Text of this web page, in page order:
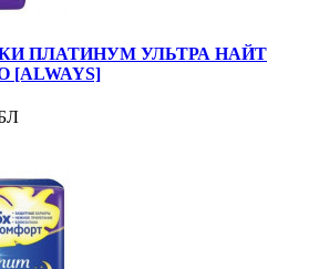
ПЛАТИНУМ УЛЬТРА НАЙТ